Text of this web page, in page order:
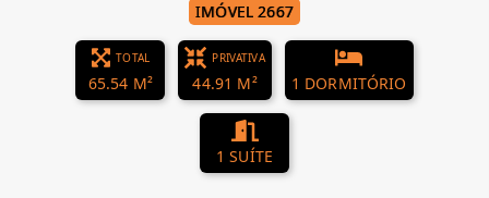
IMÓVEL 2667
TOTAL
65.54 M²
PRIVATIVA
44.91 M² 1 DORMITÓRIO
1 SUÍTE